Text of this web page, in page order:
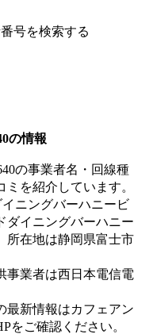
の情報
の事業者名・回線種
を紹介しています。
ニングバーハニービ
ダイニングバーハニー
所在地は静岡県富士市
事業者は西日本電信電
最新情報はカフェアン
をご確認ください。